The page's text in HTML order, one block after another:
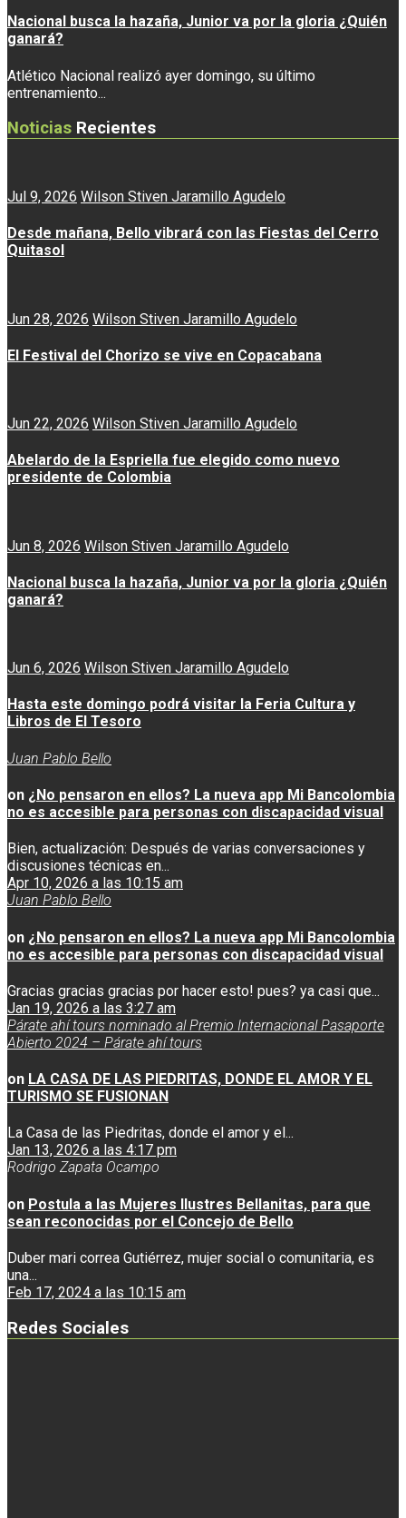
Nacional busca la hazaña, Junior va por la gloria ¿Quién
ganará?
Atlético Nacional realizó ayer domingo, su último
entrenamiento...
Noticias Recientes
Jul 9, 2026 Wilson Stiven Jaramillo Agudelo
Desde mañana, Bello vibrará con las Fiestas del Cerro
Quitasol
Jun 28, 2026 Wilson Stiven Jaramillo Agudelo
El Festival del Chorizo se vive en Copacabana
Jun 22, 2026 Wilson Stiven Jaramillo Agudelo
Abelardo de la Espriella fue elegido como nuevo
presidente de Colombia
Jun 8, 2026 Wilson Stiven Jaramillo Agudelo
Nacional busca la hazaña, Junior va por la gloria ¿Quién
ganará?
Jun 6, 2026 Wilson Stiven Jaramillo Agudelo
Hasta este domingo podrá visitar la Feria Cultura y
Libros de El Tesoro
Juan Pablo Bello
on ¿No pensaron en ellos? La nueva app Mi Bancolombia
no es accesible para personas con discapacidad visual
Bien, actualización: Después de varias conversaciones y
discusiones técnicas en...
Apr 10, 2026 a las 10:15 am
Juan Pablo Bello
on ¿No pensaron en ellos? La nueva app Mi Bancolombia
no es accesible para personas con discapacidad visual
Gracias gracias gracias por hacer esto! pues? ya casi que...
Jan 19, 2026 a las 3:27 am
Párate ahí tours nominado al Premio Internacional Pasaporte
Abierto 2024 – Párate ahí tours
on LA CASA DE LAS PIEDRITAS, DONDE EL AMOR Y EL
TURISMO SE FUSIONAN
La Casa de las Piedritas, donde el amor y el...
Jan 13, 2026 a las 4:17 pm
Rodrigo Zapata Ocampo
on Postula a las Mujeres Ilustres Bellanitas, para que
sean reconocidas por el Concejo de Bello
Duber mari correa Gutiérrez, mujer social o comunitaria, es
una...
Feb 17, 2024 a las 10:15 am
Redes Sociales